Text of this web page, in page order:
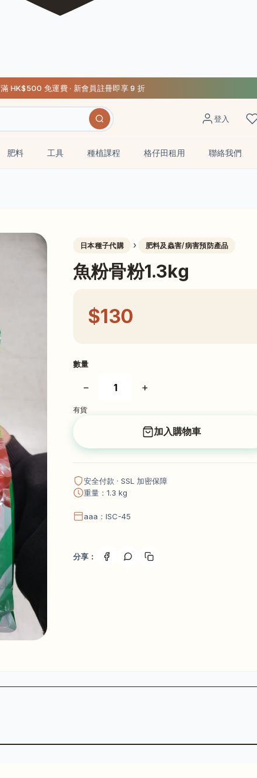
HK$500 免運費 · 新會員註冊即享 9 折
登入
肥料 工具 種植課程 格仔田租用 聯絡我們
日本種子代購 › 肥料及蟲害/病害預防產品
魚粉骨粉1.3kg
$130
數量
− +
有貨
加入購物車
安全付款 · SSL 加密保障
重量：1.3 kg
aaa：ISC-45
分享：